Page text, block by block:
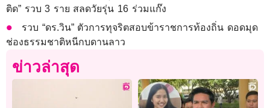
ติด” รวบ 3 ราย สลดวัยรุ่น 16 ร่วมแก๊ง
รวบ “ดร.วิน” ตัวการทุจริตสอบข้าราชการท้องถิ่น ดอดมุด
ช่องธรรมชาติหนีกบดานลาว
ข่าวล่าสุด